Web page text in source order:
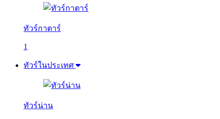
ทัวร์กาตาร์
1
ทัวร์ในประเทศ
ทัวร์น่าน